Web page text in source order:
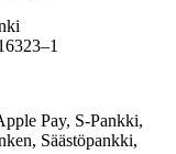
Pay, S-Pankki,
Säästöpankki,